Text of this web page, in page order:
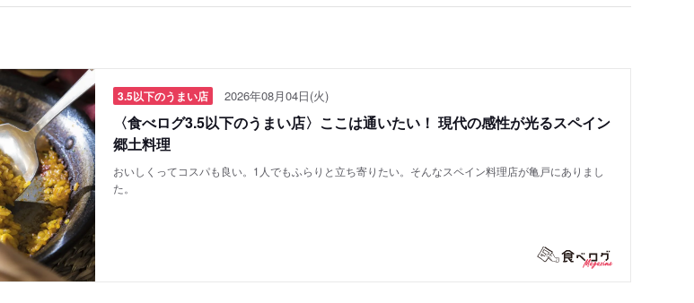
3.5以下のうまい店 2026年08月04日(火)
〈食べログ3.5以下のうまい店〉ここは通いたい！ 現代の感性が光るスペイン
郷土料理
おいしくってコスパも良い。1人でもふらりと立ち寄りたい。そんなスペイン料理店が亀戸にありまし
た。